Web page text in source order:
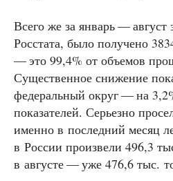
Всего же за январь — август
Росстата, было получено
— это 99,4% от объемов
Существенное снижение
федеральный округ — на
показателей. Серьезно
именно в последний месяц
в России произвели 496,3
в августе — уже 476,6 тыс.